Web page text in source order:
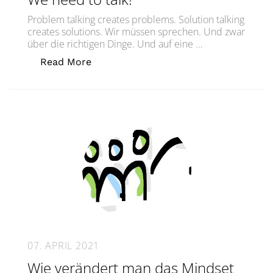
Problem talking creates problems. Solution talking
creates solutions. Wir müssen sprechen. Und zwar
über die richtigen Dinge. Und auf eine …
Read More„Veränderung: Wir müssen
07. APRIL 2021
Wie verändert man das Mindset